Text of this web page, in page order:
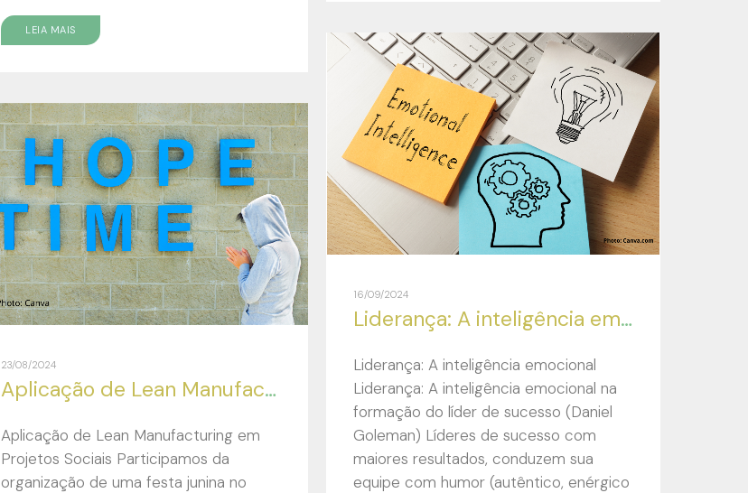
LEIA MAIS
16/09/2024
Liderança: A inteligência emocional na formação do líder de sucesso (Daniel Goleman)
Liderança: A inteligência emocional
Liderança: A inteligência emocional na
formação do líder de sucesso (Daniel
Goleman) Líderes de sucesso com
maiores resultados, conduzem sua
equipe com humor (autêntico, enérgico
23/08/2024
Aplicação de Lean Manufacturing em Projetos Sociais
Aplicação de Lean Manufacturing em
Projetos Sociais Participamos da
organização de uma festa junina no